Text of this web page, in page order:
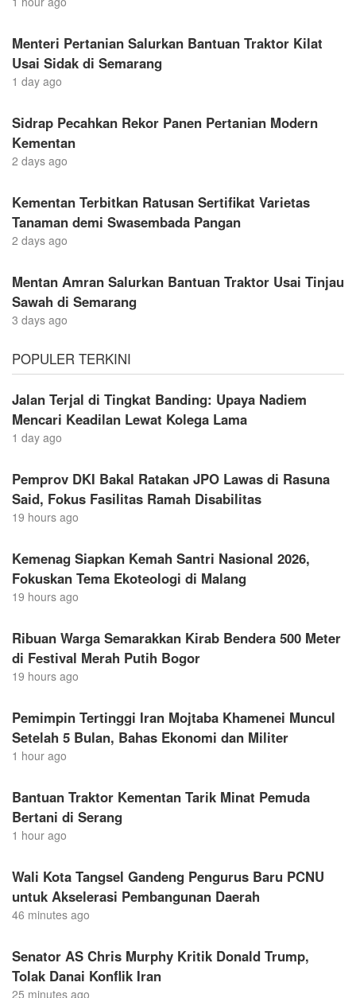
Menteri Pertanian Salurkan Bantuan Traktor Kilat
Usai Sidak di Semarang
1 day ago
Sidrap Pecahkan Rekor Panen Pertanian Modern
Kementan
2 days ago
Kementan Terbitkan Ratusan Sertifikat Varietas
Tanaman demi Swasembada Pangan
2 days ago
Mentan Amran Salurkan Bantuan Traktor Usai Tinjau
Sawah di Semarang
3 days ago
POPULER TERKINI
Jalan Terjal di Tingkat Banding: Upaya Nadiem
Mencari Keadilan Lewat Kolega Lama
1 day ago
Pemprov DKI Bakal Ratakan JPO Lawas di Rasuna
Said, Fokus Fasilitas Ramah Disabilitas
19 hours ago
Kemenag Siapkan Kemah Santri Nasional 2026,
Fokuskan Tema Ekoteologi di Malang
19 hours ago
Ribuan Warga Semarakkan Kirab Bendera 500 Meter
di Festival Merah Putih Bogor
19 hours ago
Pemimpin Tertinggi Iran Mojtaba Khamenei Muncul
Setelah 5 Bulan, Bahas Ekonomi dan Militer
1 hour ago
Bantuan Traktor Kementan Tarik Minat Pemuda
Bertani di Serang
1 hour ago
Wali Kota Tangsel Gandeng Pengurus Baru PCNU
untuk Akselerasi Pembangunan Daerah
46 minutes ago
Senator AS Chris Murphy Kritik Donald Trump,
Tolak Danai Konflik Iran
25 minutes ago